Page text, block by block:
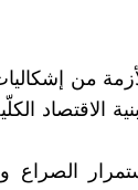
من
الاقتصاد
الصراع